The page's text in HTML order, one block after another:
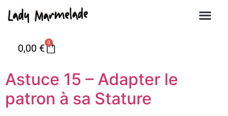
0,00 € 0
Astuce 15 – Adapter le
patron à sa Stature